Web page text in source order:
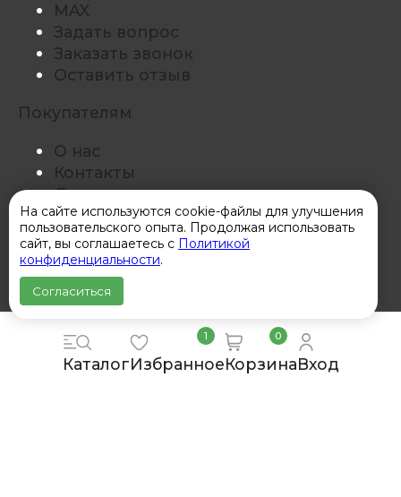
КаталогИзбранное
1 0
КорзинаВход
MAX
Задать вопрос
Заказать звонок
Оставить отзыв
Покупателям
О нас
Контакты
Доставка
Обмен и возврат
Для бизнеса
Политика конфиденциальности
На сайте используются cookie-файлы для улучшения
пользовательского опыта. Продолжая использовать
сайт, вы соглашаетесь с Политикой
конфиденциальности.
Согласиться